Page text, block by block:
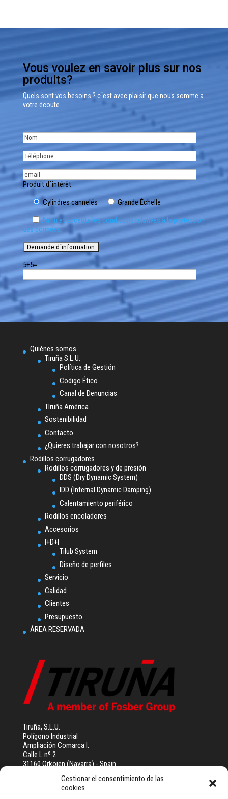
Gestionar el consentimiento de las
cookies
Vous voulez en savoir plus sur nos
produits?
Quels sont vos besoins ? c´est avec plaisir que nous somme a
votre écoute.
Produit d´intérêt
Cylindres cannelés
Grande Échelle
J’ai lu et accepte les conditions relatives à la protection
des données.
5+5=
Quiénes somos
Tiruña S.L.U.
Política de Gestión
Codigo Ético
Canal de Denuncias
TIruña América
Sostenibilidad
Contacto
¿Quieres trabajar con nosotros?
Rodillos corrugadores
Rodillos corrugadores y de presión
DDS (Dry Dynamic System)
IDD (Internal Dynamic Damping)
Calentamiento periférico
Rodillos encoladores
Accesorios
I+D+I
Tilub System
Diseño de perfiles
Servicio
Calidad
Clientes
Presupuesto
ÁREA RESERVADA
Tiruña, S.L.U.
Polígono Industrial
Ampliación Comarca I.
Calle L nº 2
31160 Orkoien (Navarra) - Spain
talleresiruna@tiruna.com